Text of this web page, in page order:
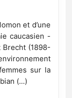
et d’une
caucasien -
(1898-
sur la
(...)